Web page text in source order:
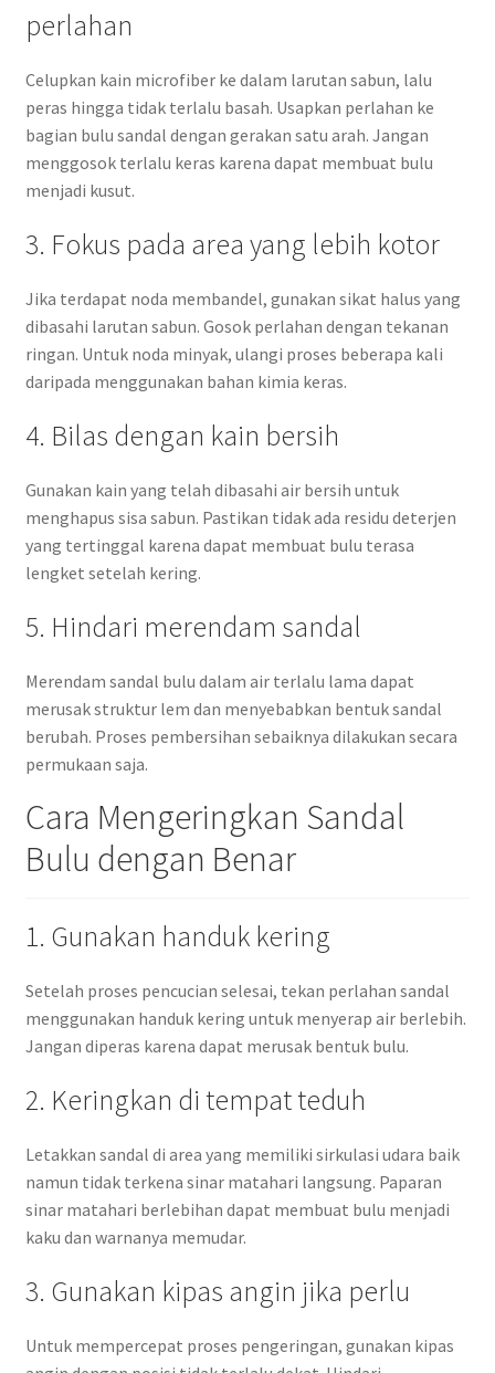
perlahan
Celupkan kain microfiber ke dalam larutan sabun, lalu
peras hingga tidak terlalu basah. Usapkan perlahan ke
bagian bulu sandal dengan gerakan satu arah. Jangan
menggosok terlalu keras karena dapat membuat bulu
menjadi kusut.
3. Fokus pada area yang lebih kotor
Jika terdapat noda membandel, gunakan sikat halus yang
dibasahi larutan sabun. Gosok perlahan dengan tekanan
ringan. Untuk noda minyak, ulangi proses beberapa kali
daripada menggunakan bahan kimia keras.
4. Bilas dengan kain bersih
Gunakan kain yang telah dibasahi air bersih untuk
menghapus sisa sabun. Pastikan tidak ada residu deterjen
yang tertinggal karena dapat membuat bulu terasa
lengket setelah kering.
5. Hindari merendam sandal
Merendam sandal bulu dalam air terlalu lama dapat
merusak struktur lem dan menyebabkan bentuk sandal
berubah. Proses pembersihan sebaiknya dilakukan secara
permukaan saja.
Cara Mengeringkan Sandal
Bulu dengan Benar
1. Gunakan handuk kering
Setelah proses pencucian selesai, tekan perlahan sandal
menggunakan handuk kering untuk menyerap air berlebih.
Jangan diperas karena dapat merusak bentuk bulu.
2. Keringkan di tempat teduh
Letakkan sandal di area yang memiliki sirkulasi udara baik
namun tidak terkena sinar matahari langsung. Paparan
sinar matahari berlebihan dapat membuat bulu menjadi
kaku dan warnanya memudar.
3. Gunakan kipas angin jika perlu
Untuk mempercepat proses pengeringan, gunakan kipas